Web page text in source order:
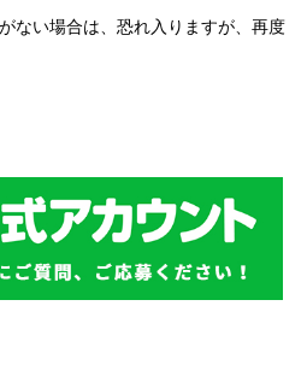
ない場合は、恐れ入りますが、再度